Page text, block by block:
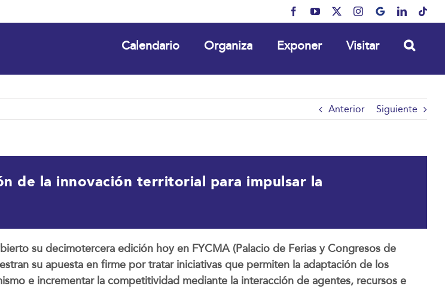
FacebookYouTube Instagram
MyBusinessLinkedIn
Calendario Organiza Exponer Visitar
Anterior Siguiente
de la innovación territorial para impulsar la
su decimotercera edición hoy en FYCMA (Palacio de Ferias y Congresos de
su apuesta en firme por tratar iniciativas que permiten la adaptación de los
e incrementar la competitividad mediante la interacción de agentes, recursos e